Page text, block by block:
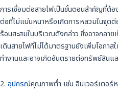
การเชื่อมต่อสายไฟเป็นขั้นตอนสำคัญที่ต้อ
ต่อที่ไม่แน่นหนาหรือเกิดการหลวมในจุดต่
ร้อนสะสมในบริเวณดังกล่าว ซึ่งอาจกลาย
เดินสายไฟที่ไม่ได้มาตรฐานยังเพิ่มโอกา
ทำงานและอาจเกิดอันตรายต่อทรัพย์สินแ
2. อุปกรณ์คุณภาพต่ำ เช่น อินเวอร์เตอร์